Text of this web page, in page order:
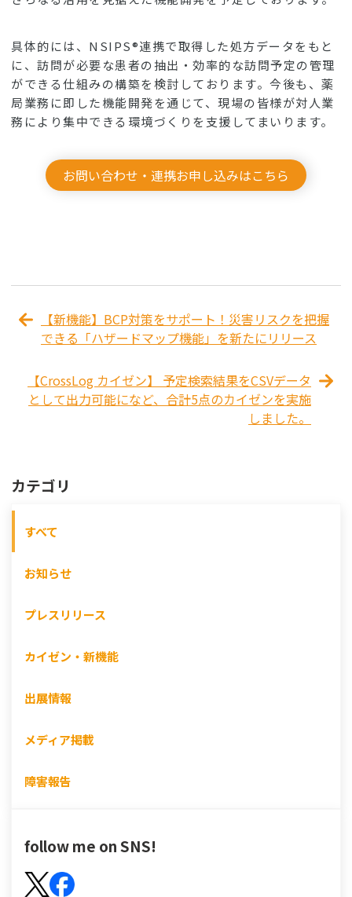
具体的には、NSIPS®連携で取得した処方データをもと
に、訪問が必要な患者の抽出・効率的な訪問予定の管理
ができる仕組みの構築を検討しております。今後も、薬
局業務に即した機能開発を通じて、現場の皆様が対人業
務により集中できる環境づくりを支援してまいります。
お問い合わせ・連携お申し込みはこちら
【新機能】BCP対策をサポート！災害リスクを把握
できる「ハザードマップ機能」を新たにリリース
【CrossLog カイゼン】 予定検索結果をCSVデータ
として出力可能になど、合計5点のカイゼンを実施
しました。
カテゴリ
すべて
お知らせ
プレスリリース
カイゼン・新機能
出展情報
メディア掲載
障害報告
follow me on SNS!